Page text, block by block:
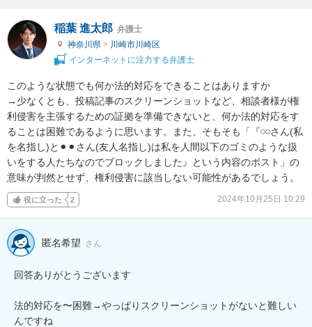
稲葉 進太郎 弁護士
神奈川県 > 川崎市川崎区
インターネットに注力する弁護士
このような状態でも何か法的対応をできることはありますか
→少なくとも、投稿記事のスクリーンショットなど、相談者様が権
利侵害を主張するための証拠を準備できないと、何か法的対応をす
ることは困難であるように思います。また、そもそも「『𓏸𓏸さん(私
を名指し)と⚫︎⚫︎さん(友人名指し)は私を人間以下のゴミのような扱
いをする人たちなのでブロックしました』という内容のポスト」の
意味が判然とせず、権利侵害に該当しない可能性があるでしょう。
役に立った 2 2024年10月25日 10:29
匿名希望 さん
回答ありがとうございます
法的対応を〜困難→やっぱりスクリーンショットがないと難しい
んですね